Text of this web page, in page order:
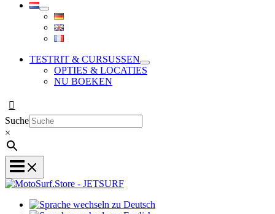
TESTRIT & CURSUSSEN
OPTIES & LOCATIES
NU BOEKEN
Suche
×